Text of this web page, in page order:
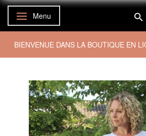
Basculer la navigation
Menu
BIENVENUE DANS LA BOUTIQUE EN